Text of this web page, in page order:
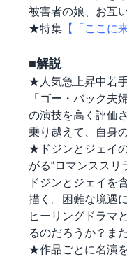
被害者の娘、お互
★特集 【「ここに
■解説
★人気急上昇中若
「ゴー・バック夫
の演技を高く評価
乗り越えて、自身
★ドジンとジェイ
がる“ロマンススリ
ドジンとジェイを
描く。困難な境遇
ヒーリングドラマ
るのだろうか？ま
★作品ごとに名演